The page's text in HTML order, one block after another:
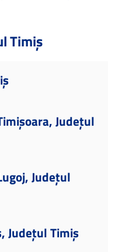
Timiș
Județul
Județul
Județul Timiș